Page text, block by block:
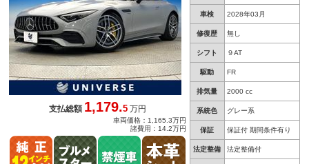
車検 2028年03月
修復歴 無し
シフト ９AT
駆動 FR
排気量 2000 cc
系統色 グレー系
保証 保証付 期間条件有り
法定整備 法定整備付
支払総額1,179.5 万円
車両価格：1,165.3万円
諸費用：14.2万円